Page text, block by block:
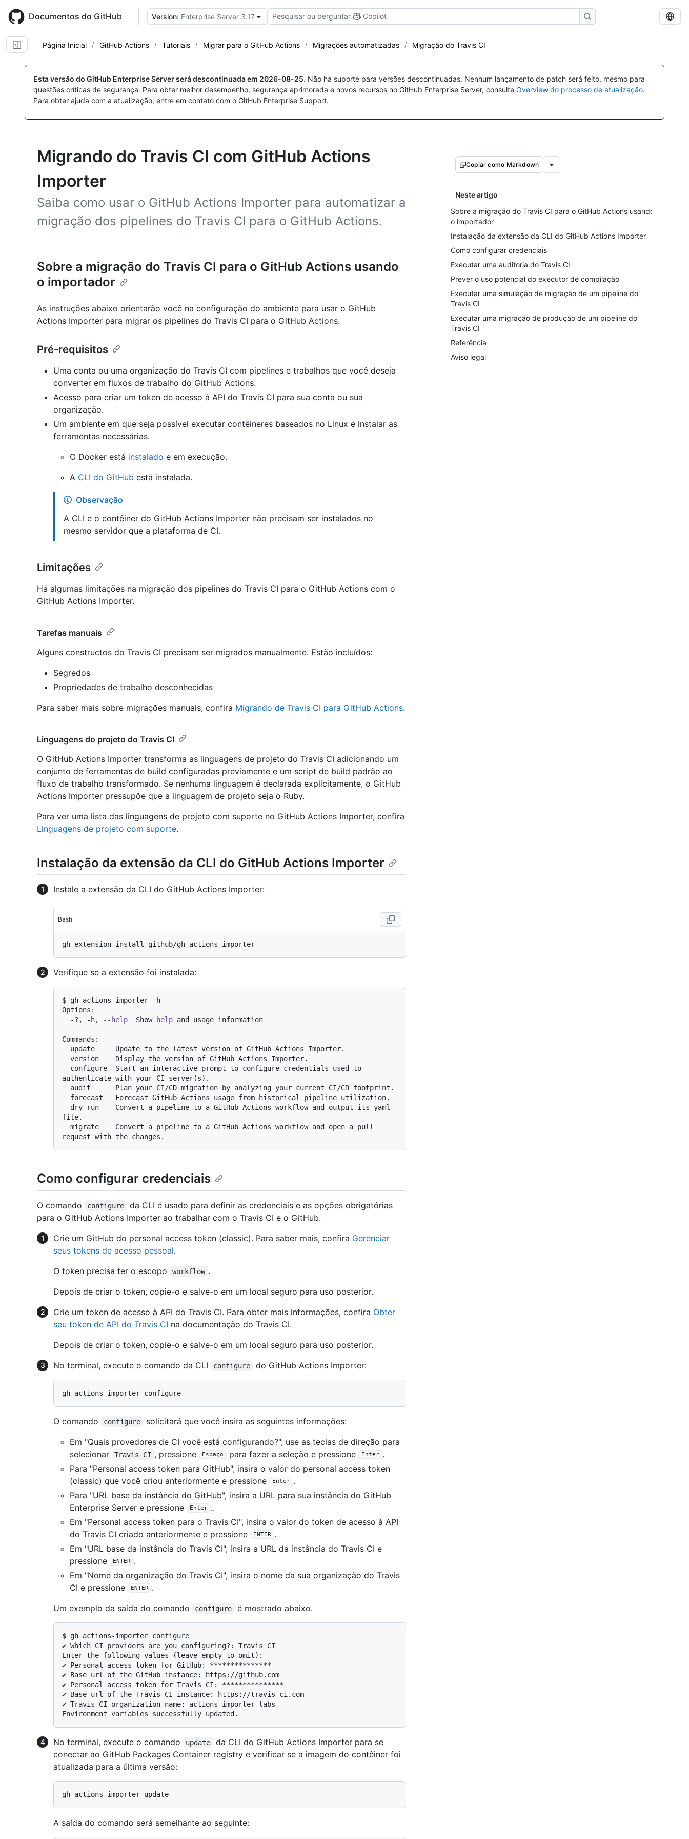
main
content
Documentos do GitHub Version: Enterprise Server 3.17 Pesquisar ou perguntar Copilot
Página Inicial GitHub Actions Tutoriais Migrar para o GitHub Actions Migrações automatizadas Migração do Travis CI
Esta versão do GitHub Enterprise Server será descontinuada em 2026-08-25. Não há suporte para versões descontinuadas. Nenhum lançamento de patch será feito, mesmo para
questões críticas de segurança. Para obter melhor desempenho, segurança aprimorada e novos recursos no GitHub Enterprise Server, consulte Overview do processo de atualização.
Para obter ajuda com a atualização, entre em contato com o GitHub Enterprise Support.
Migrando do Travis CI com GitHub Actions
Importer
Saiba como usar o GitHub Actions Importer para automatizar a
migração dos pipelines do Travis CI para o GitHub Actions.
Copiar como Markdown
Neste artigo
Sobre a migração do Travis CI para o GitHub Actions usando
o importador
Instalação da extensão da CLI do GitHub Actions Importer
Como configurar credenciais
Executar uma auditoria do Travis CI
Prever o uso potencial do executor de compilação
Executar uma simulação de migração de um pipeline do
Travis CI
Executar uma migração de produção de um pipeline do
Travis CI
Referência
Aviso legal
Sobre a migração do Travis CI para o GitHub Actions usando
o importador
As instruções abaixo orientarão você na configuração do ambiente para usar o GitHub
Actions Importer para migrar os pipelines do Travis CI para o GitHub Actions.
Pré-requisitos
Uma conta ou uma organização do Travis CI com pipelines e trabalhos que você deseja
converter em fluxos de trabalho do GitHub Actions.
Acesso para criar um token de acesso à API do Travis CI para sua conta ou sua
organização.
Um ambiente em que seja possível executar contêineres baseados no Linux e instalar as
ferramentas necessárias.
O Docker está instalado e em execução.
A CLI do GitHub está instalada.
Observação
A CLI e o contêiner do GitHub Actions Importer não precisam ser instalados no
mesmo servidor que a plataforma de CI.
Limitações
Há algumas limitações na migração dos pipelines do Travis CI para o GitHub Actions com o
GitHub Actions Importer.
Tarefas manuais
Alguns constructos do Travis CI precisam ser migrados manualmente. Estão incluídos:
Segredos
Propriedades de trabalho desconhecidas
Para saber mais sobre migrações manuais, confira Migrando de Travis CI para GitHub Actions.
Linguagens do projeto do Travis CI
O GitHub Actions Importer transforma as linguagens de projeto do Travis CI adicionando um
conjunto de ferramentas de build configuradas previamente e um script de build padrão ao
fluxo de trabalho transformado. Se nenhuma linguagem é declarada explicitamente, o GitHub
Actions Importer pressupõe que a linguagem de projeto seja o Ruby.
Para ver uma lista das linguagens de projeto com suporte no GitHub Actions Importer, confira
Linguagens de projeto com suporte.
Instalação da extensão da CLI do GitHub Actions Importer
Instale a extensão da CLI do GitHub Actions Importer:
Bash
Verifique se a extensão foi instalada:
$ gh actions-importer -h
Options:
  -?, -h, --
help
  Show
help and usage information
Commands:
authenticate with your CI server(s).
file.
Como configurar credenciais
O comando configure
da CLI é usado para definir as credenciais e as opções obrigatórias
para o GitHub Actions Importer ao trabalhar com o Travis CI e o GitHub.
Crie um GitHub do personal access token (classic). Para saber mais, confira Gerenciar
seus tokens de acesso pessoal.
O token precisa ter o escopo
workflow .
Depois de criar o token, copie-o e salve-o em um local seguro para uso posterior.
Crie um token de acesso à API do Travis CI. Para obter mais informações, confira Obter
seu token de API do Travis CI na documentação do Travis CI.
Depois de criar o token, copie-o e salve-o em um local seguro para uso posterior.
No terminal, execute o comando da CLI
configure do GitHub Actions Importer:
O comando configure
solicitará que você insira as seguintes informações:
Em "Quais provedores de CI você está configurando?", use as teclas de direção para
selecionar
Travis CI , pressione Espaço para fazer a seleção e pressione Enter .
Para "Personal access token para GitHub", insira o valor do personal access token
(classic) que você criou anteriormente e pressione
Enter .
Para "URL base da instância do GitHub", insira a URL para sua instância do GitHub
Enterprise Server e pressione
Enter ..
Em "Personal access token para o Travis CI", insira o valor do token de acesso à API
do Travis CI criado anteriormente e pressione
ENTER .
Em "URL base da instância do Travis CI", insira a URL da instância do Travis CI e
pressione
ENTER .
Em "Nome da organização do Travis CI", insira o nome da sua organização do Travis
CI e pressione
ENTER .
Um exemplo da saída do comando
configure é mostrado abaixo.
$ gh actions-importer configure
✔ Which CI providers are you configuring?: Travis CI
Enter the following values (leave empty to omit):
✔ Personal access token for GitHub: ***************
✔ Base url of the GitHub instance: https://github.com
✔ Personal access token for Travis CI: ***************
✔ Base url of the Travis CI instance: https://travis-ci.com
✔ Travis CI organization name: actions-importer-labs
No terminal, execute o comando update
da CLI do GitHub Actions Importer para se
conectar ao GitHub Packages Container registry e verificar se a imagem do contêiner foi
atualizada para a última versão:
A saída do comando será semelhante ao seguinte: